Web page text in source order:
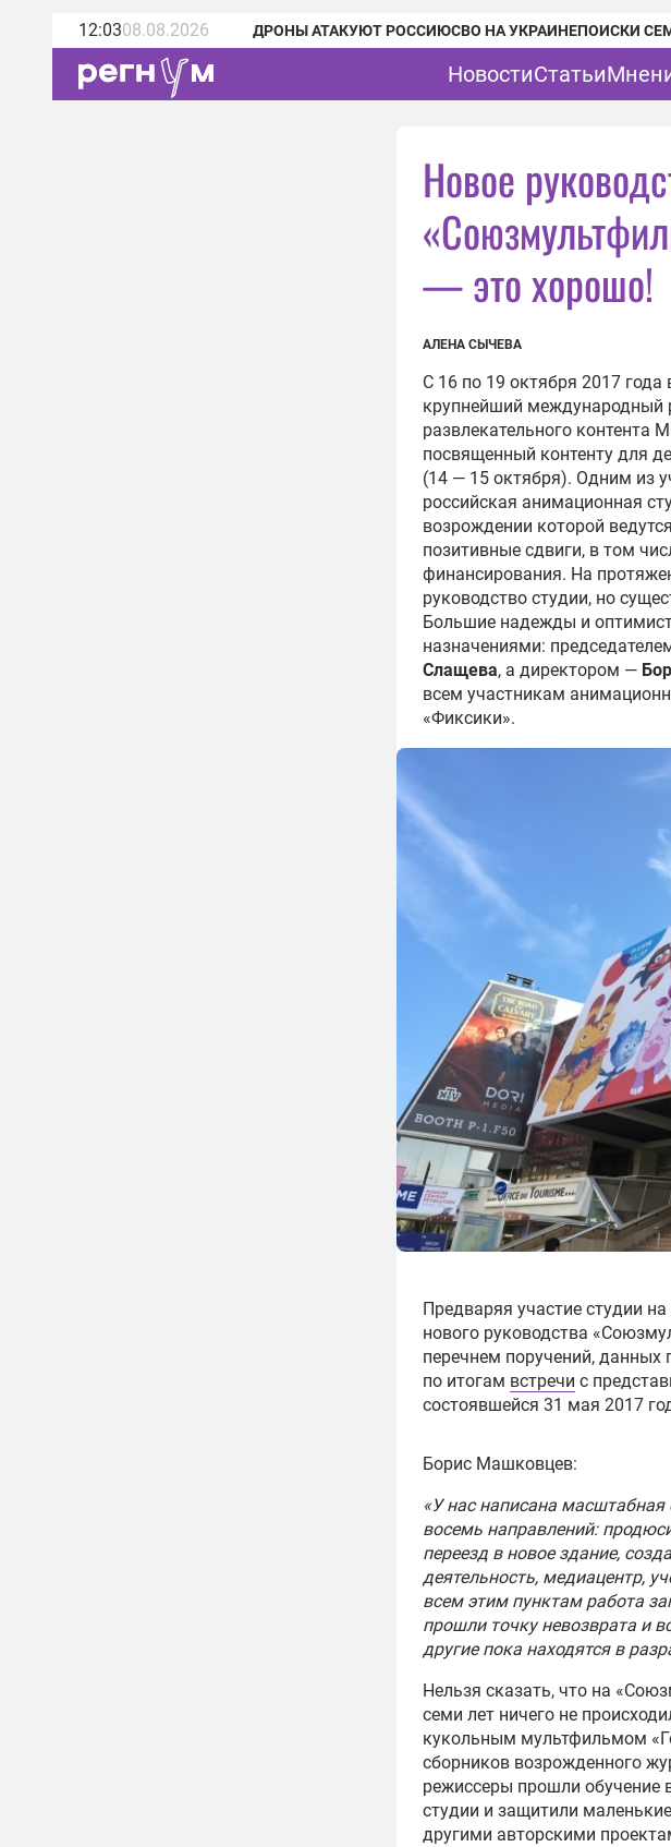
12:0308.08.2026 ДРОНЫ АТАКУЮТ РОССИЮСВО НА УКРАИНЕПОИСКИ
НовостиСтатьи
Новое
— это хорошо!
АЛЕНА СЫЧЕВА
C 16 по 19 октября 2017
крупнейший международный
развлекательного контента
посвященный контенту для
(14 — 15 октября). Одним из
российская анимационная
возрождении которой
позитивные сдвиги, в том
финансирования. На
руководство студии, но
Большие надежды и
назначениями:
Слащева, а директором —
всем участникам
«Фиксики».
Предваряя участие студии
нового руководства
перечнем поручений,
по итогам встречи с
состоявшейся 31 мая 2017
Борис Машковцев:
«У нас написана масштабная
восемь направлений:
переезд в новое здание,
деятельность, медиацентр,
всем этим пунктам работа
прошли точку невозврата и
другие пока находятся в
Нельзя сказать, что на
семи лет ничего не
кукольным мультфильмом
сборников возрожденного
режиссеры прошли обучение
студии и защитили
другими авторскими